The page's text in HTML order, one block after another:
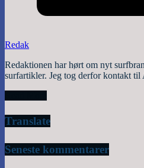
Redak
Redaktionen har hørt om nyt
surfartikler. Jeg tog derfor kontakt
Translate
Seneste kommentarer